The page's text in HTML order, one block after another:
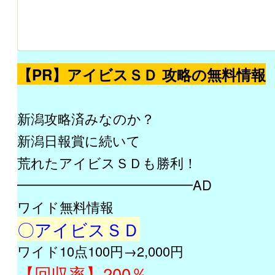
【PR】アイビスＳＤ 攻略の無料情報
新潟攻略済みなのか？
新潟日報賞に続いて
荒れたアイビスＳＤも勝利！
━━━━━━━━━━━━━AD
ワイド無料情報
〇アイビスＳＤ
ワイド10点100円→2,000円